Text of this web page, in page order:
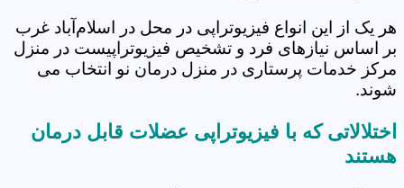
هر یک از این انواع فیزیوتراپی در محل در اسلام‌آباد غرب
بر اساس نیازهای فرد و تشخیص فیزیوتراپیست در منزل
مرکز خدمات پرستاری در منزل درمان نو انتخاب می
شوند.
اختلالاتی که با فیزیوتراپی عضلات قابل درمان
هستند